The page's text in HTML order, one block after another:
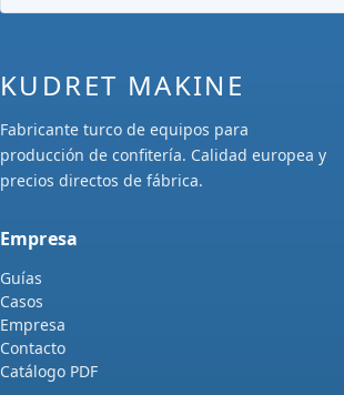
KUDRET MAKINE
Fabricante turco de equipos para
producción de confitería. Calidad europea y
precios directos de fábrica.
Empresa
Guías
Casos
Empresa
Contacto
Catálogo PDF